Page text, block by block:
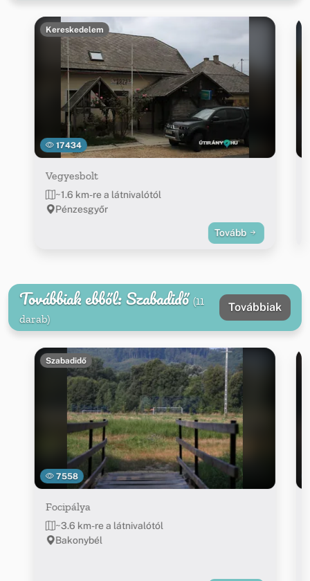
17434
Kereskedelem
Vegyesbolt
~1.6 km-re a látnivalótól
Pénzesgyőr
Tovább
Továbbiak ebből: Szabadidő (11
darab)
Továbbiak
7558
Szabadidő
Focipálya
~3.6 km-re a látnivalótól
Bakonybél